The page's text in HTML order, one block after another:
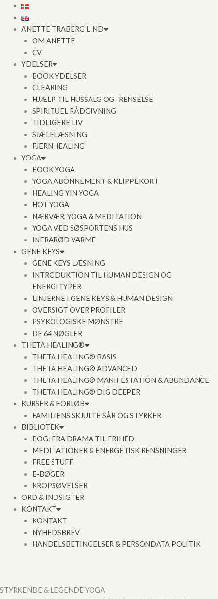
indholdetANETTE TRABERG LIND
OM ANETTE
CV
YDELSER
BOOK YDELSER
CLEARING
HJÆLP TIL HUSSALG OG -RENSELSE
SPIRITUEL RÅDGIVNING
TIDLIGERE LIV
SJÆLELÆSNING
FJERNHEALING
YOGA
BOOK YOGA
YOGA ABONNEMENT & KLIPPEKORT
HEALING YIN YOGA
HOT YOGA
NÆRVÆR, YOGA & MEDITATION
YOGA VED SØSPORTENS HUS
INFRARØD VARME
GENE KEYS
GENE KEYS LÆSNING
INTRODUKTION TIL HUMAN DESIGN OG
ENERGITYPER
LINJERNE I GENE KEYS & HUMAN DESIGN
OVERSIGT OVER PROFILER
PSYKOLOGISKE MØNSTRE
DE 64 NØGLER
THETA HEALING®
THETA HEALING® BASIS
THETA HEALING® ADVANCED
THETA HEALING® MANIFESTATION & ABUNDANCE
THETA HEALING® DIG DEEPER
KURSER & FORLØB
FAMILIENS SKJULTE SÅR OG STYRKER
BIBLIOTEK
BOG: FRA DRAMA TIL FRIHED
MEDITATIONER & ENERGETISK RENSNINGER
FREE STUFF
E-BØGER
KROPSØVELSER
ORD & INDSIGTER
KONTAKT
KONTAKT
NYHEDSBREV
HANDELSBETINGELSER & PERSONDATA POLITIK
STYRKENDE & LEGENDE YOGA